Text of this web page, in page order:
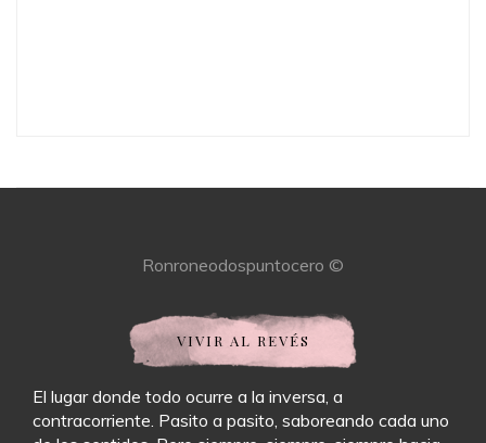
Ronroneodospuntocero ©
VIVIR AL REVÉS
El lugar donde todo ocurre a la inversa, a
contracorriente. Pasito a pasito, saboreando cada uno